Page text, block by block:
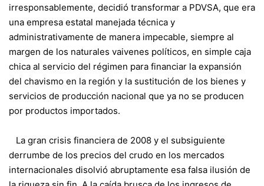
irresponsablemente, decidió transformar a PDVSA, que era
una empresa estatal manejada técnica y
administrativamente de manera impecable, siempre al
margen de los naturales vaivenes políticos, en simple caja
chica al servicio del régimen para financiar la expansión
del chavismo en la región y la sustitución de los bienes y
servicios de producción nacional que ya no se producen
por productos importados.
La gran crisis financiera de 2008 y el subsiguiente
derrumbe de los precios del crudo en los mercados
internacionales disolvió abruptamente esa falsa ilusión de